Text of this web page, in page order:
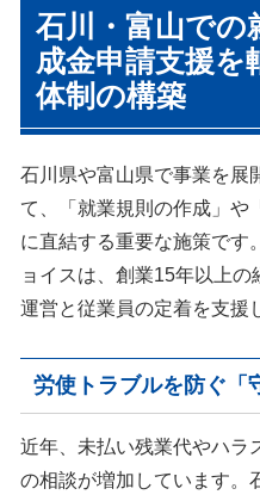
数10人以上の事業所は必ず確認
される事項が就業規則の有無で
す。
就業規則は調査対応件数以上に
作成しており、企業規模にあっ
ニマムサイズから、数百名規模
の事業所で附属規程の多い、人
事総務担当者がマニュアルとし
て利用できるようなものまでサ
石川・富山での
成金申請支援を
体制の構築
石川県や富山県で事業を展
て、「就業規則の作成」や
に直結する重要な施策です
ョイスは、創業15年以上
運営と従業員の定着を支援
労使トラブルを防ぐ「
近年、未払い残業代やハラ
の相談が増加しています。